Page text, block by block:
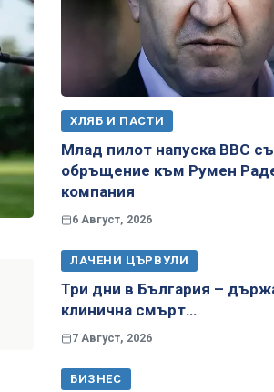
ХЛЯБ И ПАСТИ
Млад пилот напуска ВВС
обръщение към Румен
компания
6 Август, 2026
ЛАЧЕНИ ЦЪРВУЛИ
Три дни в България –
клинична смърт…
7 Август, 2026
БИЗНЕС